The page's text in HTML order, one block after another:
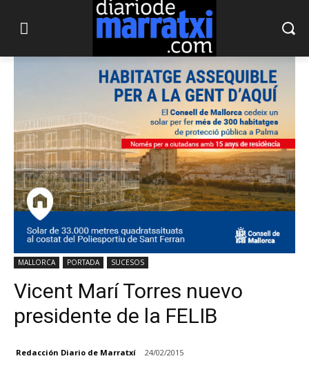
MALLORCA PORTADA SUCESOS
Vicent Marí Torres nuevo
presidente de la FELIB
Redacción Diario de Marratxí 24/02/2015